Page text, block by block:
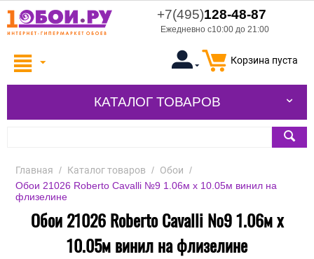
+7(495)128-48-87
Ежедневно с10:00 до 21:00
Корзина пуста
КАТАЛОГ ТОВАРОВ
Главная / Каталог товаров / Обои /
Обои 21026 Roberto Cavalli №9 1.06м x 10.05м винил на
флизелине
Обои 21026 Roberto Cavalli №9 1.06м x
10.05м винил на флизелине